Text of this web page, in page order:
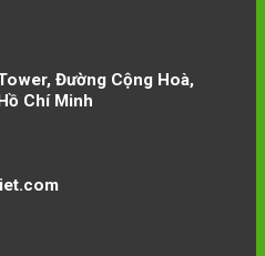
Đường Cộng Hoà,
Chí Minh